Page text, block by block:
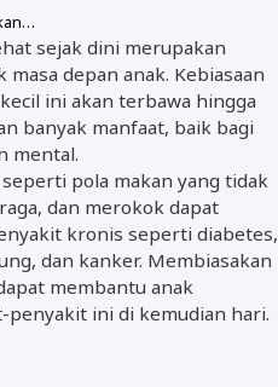
sejak dini merupakan
depan anak. Kebiasaan
ini akan terbawa hingga
banyak manfaat, baik bagi
mental.
pola makan yang tidak
dan merokok dapat
kronis seperti diabetes,
dan kanker. Membiasakan
membantu anak
ini di kemudian hari.